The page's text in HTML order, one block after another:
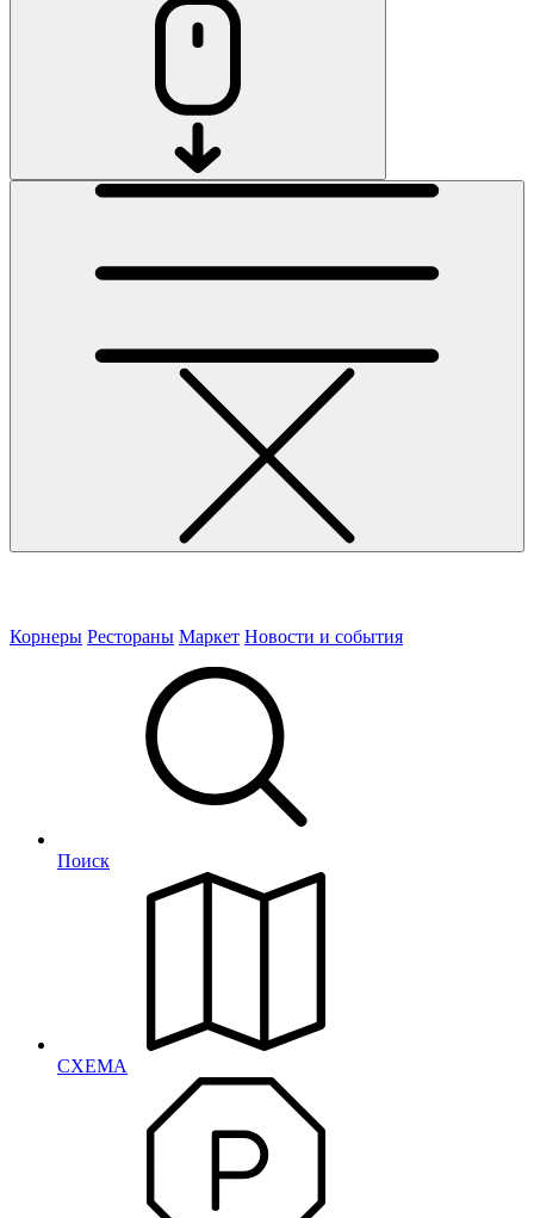
Корнеры Рестораны Маркет Новости и события
Поиск
СХЕМА